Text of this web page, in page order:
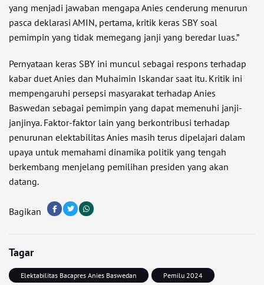
yang menjadi jawaban mengapa Anies cenderung menurun
pasca deklarasi AMIN, pertama, kritik keras SBY soal
pemimpin yang tidak memegang janji yang beredar luas.”
Pernyataan keras SBY ini muncul sebagai respons terhadap
kabar duet Anies dan Muhaimin Iskandar saat itu. Kritik ini
mempengaruhi persepsi masyarakat terhadap Anies
Baswedan sebagai pemimpin yang dapat memenuhi janji-
janjinya. Faktor-faktor lain yang berkontribusi terhadap
penurunan elektabilitas Anies masih terus dipelajari dalam
upaya untuk memahami dinamika politik yang tengah
berkembang menjelang pemilihan presiden yang akan
datang.
Bagikan
Tagar
Elektabilitas Bacapres Anies Baswedan Pemilu 2024